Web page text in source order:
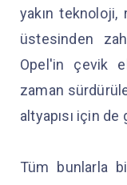
yakın teknoloji,
üstesinden
Opel'in çevik
zaman
altyapısı için de
Tüm bunlarla